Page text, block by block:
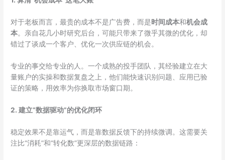
对于老板而言，最贵的成本不是广告费，而是时间成本和机会成
本。亲自花几小时研究后台，可能只带来了微乎其微的优化，却
错过了谈成一个客户、优化一次供应链的机会。
专业的事交给专业的人。一个成熟的投手团队，其经验建立在大
量账户的实操和数据复盘之上，他们能快速识别问题、应用已验
证的策略，用效率为你换取市场窗口期。
2. 建立“数据驱动”的优化闭环
稳定效果不是靠运气，而是靠数据反馈下的持续微调。这需要关
注比“消耗”和“转化数”更深层的数据链路：